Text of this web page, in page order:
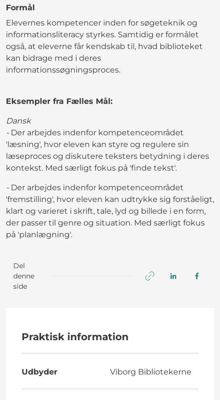
Formål
Elevernes kompetencer inden for søgeteknik og
informationsliteracy styrkes. Samtidig er formålet
også, at eleverne får kendskab til, hvad biblioteket
kan bidrage med i deres
informationssøgningsproces.
Eksempler fra Fælles Mål:
Dansk
-Der arbejdes indenfor kompetenceområdet
'læsning', hvor eleven kan styre og regulere sin
læseproces og diskutere teksters betydning i deres
kontekst. Med særligt fokus på 'finde tekst'.
-Der arbejdes indenfor kompetenceområdet
'fremstilling', hvor eleven kan udtrykke sig forståeligt,
klart og varieret i skrift, tale, lyd og billede i en form,
der passer til genre og situation. Med særligt fokus
på 'planlægning'.
Del
denne
side
Praktisk information
Udbyder Viborg Bibliotekerne